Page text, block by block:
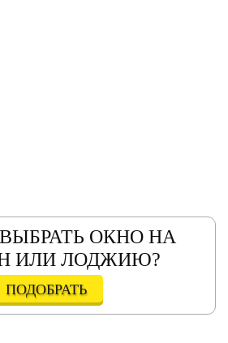
ОКНО НА
ИЛИ ЛОДЖИЮ?
ПОДОБРАТЬ